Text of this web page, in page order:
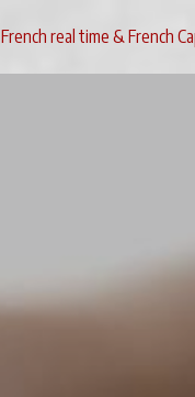
French real time & French